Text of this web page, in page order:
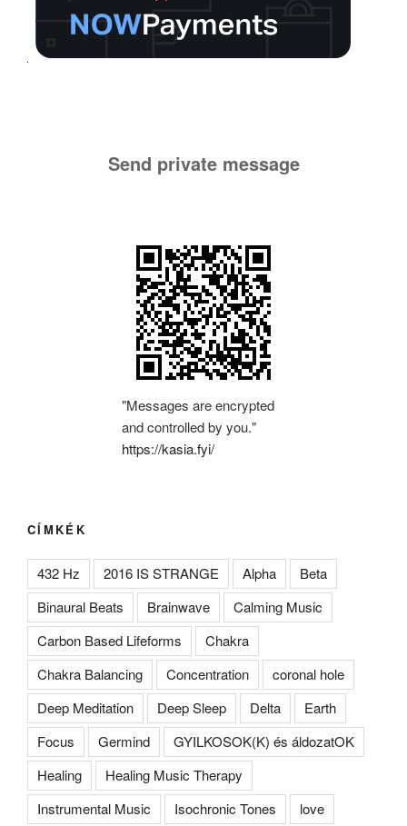
Send private message
"Messages are encrypted
and controlled by you."
https://kasia.fyi/
CÍMKÉK
432 Hz 2016 IS STRANGE Alpha
Beta
Binaural Beats
Brainwave
Calming Music
Carbon Based Lifeforms
Chakra
Chakra Balancing
Concentration
coronal hole
Deep Meditation
Deep Sleep Delta
Earth
Focus
Germind
GYILKOSOK(K) és áldozatOK
Healing
Healing Music Therapy
Instrumental Music
Isochronic Tones love